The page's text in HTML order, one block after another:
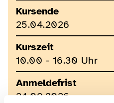
Kursende
25.04.2026
Kurszeit
10.00 - 16.30 Uhr
Anmeldefrist
24.09.2026